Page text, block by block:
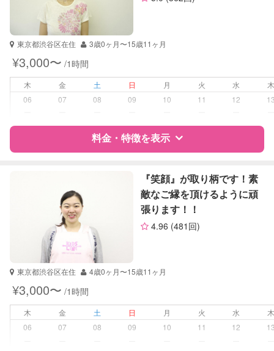
学校/塾の補習・宿題 小学生
対応科目
国語
算数
東京都渋谷区在住 3歳0ヶ月〜15歳11ヶ月
¥3,000〜 /1時間
木 金 土 日 月 火 水
06
07 08 09 10 11 12
料金・特徴を表示
サポートの特徴
受験対策 小学校受験
学校/塾の補習・宿題
対応科目 なし
『笑顔』が取り柄です！素
敵なご縁を頂けるように頑
張ります！！
4.96 (481回)
東京都渋谷区在住 4歳0ヶ月〜15歳11ヶ月
¥3,000〜 /1時間
木 金 土 日 月 火 水
06
07 08 09 10 11 12